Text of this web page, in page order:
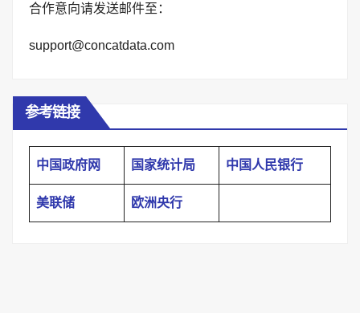
合作意向请发送邮件至：
support@concatdata.com
参考链接
中国政府网 国家统计局 中国人民银行
美联储 欧洲央行